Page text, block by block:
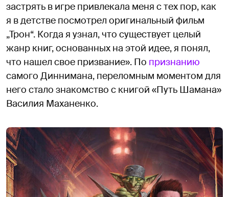
застрять в игре привлекала меня с тех пор, как
я в детстве посмотрел оригинальный фильм
„Трон“. Когда я узнал, что существует целый
жанр книг, основанных на этой идее, я понял,
что нашел свое призвание». По признанию
самого Диннимана, переломным моментом для
него стало знакомство с книгой «Путь Шамана»
Василия Маханенко.